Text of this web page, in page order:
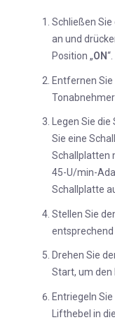
Schließen
an und
Position „ON“.
Entfernen
Legen Sie
Sie eine
Schallplatten
45-U/min-
Schallplatte
Stellen Sie
entsprechend
Drehen Sie
Start, um den
Entriegeln
Lifthebel in die